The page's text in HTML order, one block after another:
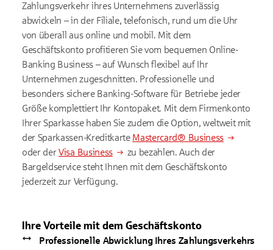
Zahlungsverkehr ihres Unternehmens zuverlässig
abwickeln – in der Filiale, telefonisch, rund um die Uhr
von überall aus online und mobil. Mit dem
Geschäftskonto profitieren Sie vom bequemen Online-
Banking Business – auf Wunsch flexibel auf Ihr
Unternehmen zugeschnitten. Professionelle und
besonders sichere Banking-Software für Betriebe jeder
Größe komplettiert Ihr Kontopaket. Mit dem Firmenkonto
Ihrer Sparkasse haben Sie zudem die Option, weltweit mit
der Sparkassen-Kreditkarte Mastercard® Business
oder derVisa Business
zu bezahlen. Auch der
Bargeldservice steht Ihnen mit dem Geschäftskonto
jederzeit zur Verfügung.
Ihre Vorteile mit dem Geschäftskonto
Professionelle Abwicklung Ihres Zahlungsverkehrs